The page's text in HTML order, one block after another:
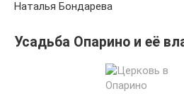
Наталья Бондарева
Усадьба Опарино и её